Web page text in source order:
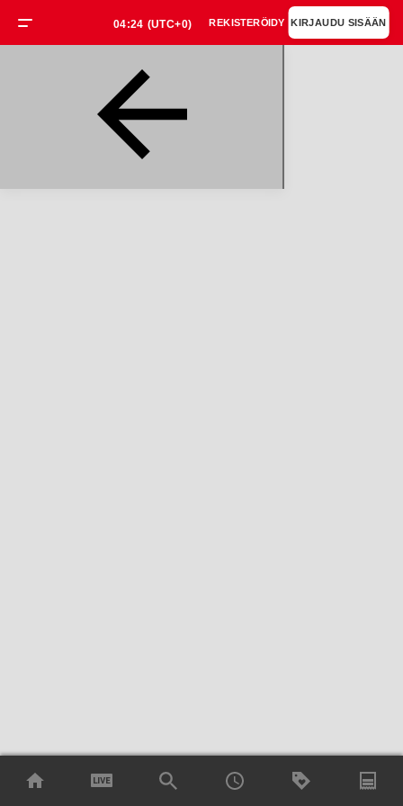
04:24 (UTC+0) REKISTERÖIDY KIRJAUDU SISÄÄN